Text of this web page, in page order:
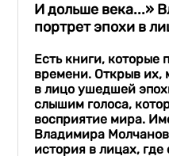
И дольше века...»
портрет эпохи в
Есть книги, которые
времени. Открыв их,
в лицо ушедшей
слышим голоса,
восприятие мира.
Владимира
история в лицах,